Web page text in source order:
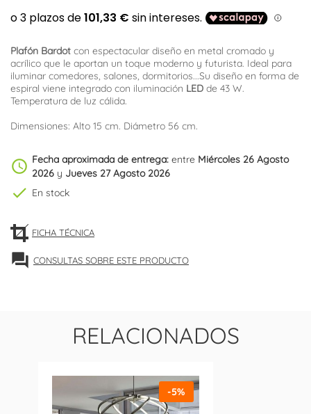
Plafón Bardot con espectacular diseño en metal cromado y
acrílico que le aportan un toque moderno y futurista. Ideal para
iluminar comedores, salones, dormitorios...Su diseño en forma de
espiral viene integrado con iluminación LED de 43 W.
Temperatura de luz cálida.
Dimensiones: Alto 15 cm. Diámetro 56 cm.
schedule Fecha aproximada de entrega: entre Miércoles 26 Agosto
2026 y Jueves 27 Agosto 2026
check En stock
FICHA TÉCNICA
forum CONSULTAS SOBRE ESTE PRODUCTO
RELACIONADOS
-5%